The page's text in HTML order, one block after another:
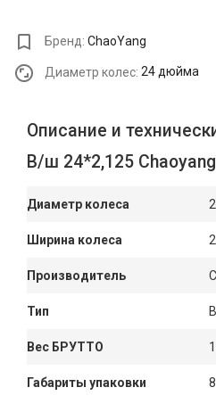
Бренд: ChaoYang
Диаметр колес: 24 дюйма
Описание и
В/ш 24*2,125
Диаметр колеса
Ширина колеса
Производитель
Тип
Вес БРУТТО
Габариты упаковки